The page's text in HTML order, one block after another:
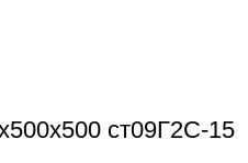
ст09Г2С-15